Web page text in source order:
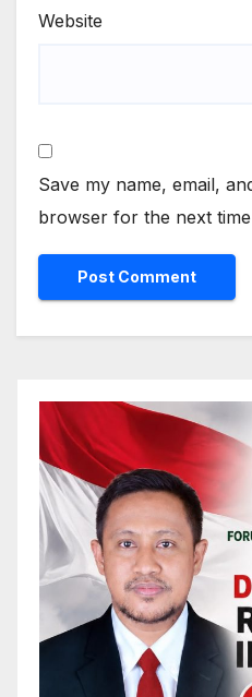
Website
Save my name, email,
browser for the next